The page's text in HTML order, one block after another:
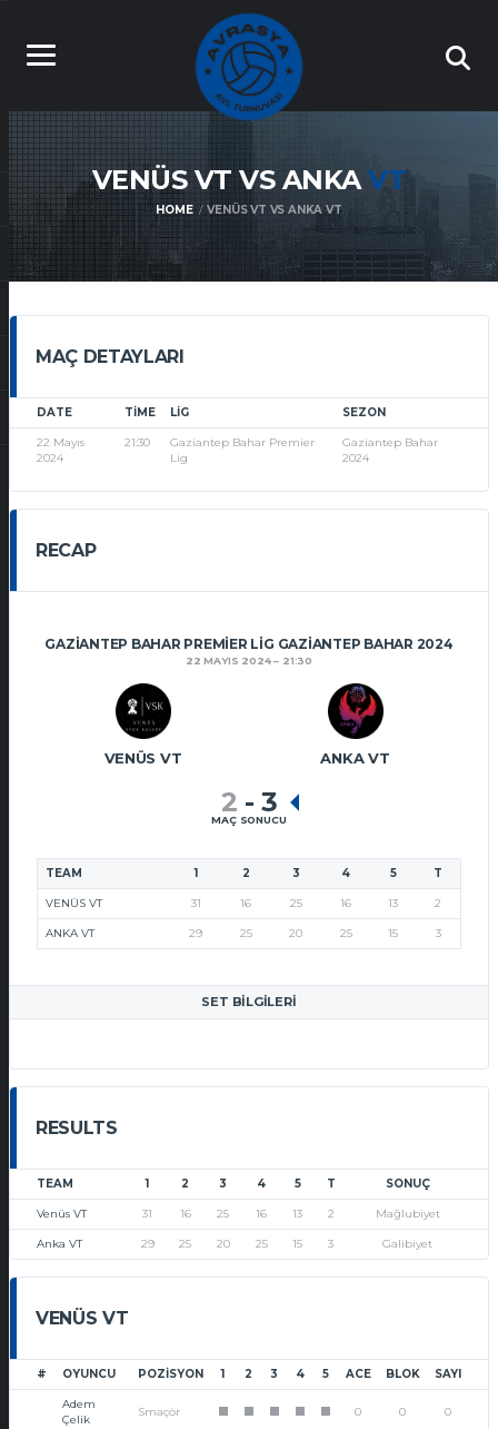
VENÜS VT VS ANKAVT
HOME VENÜS VT VS ANKA VT
MAÇ DETAYLARI
DATE TIME LIG SEZON
22 Mayıs
2024
21:30
Gaziantep Bahar Premier
Lig
Gaziantep Bahar
2024
RECAP
GAZIANTEP BAHAR PREMIER LIG GAZIANTEP BAHAR 2024
22 MAYIS 2024 21:30
VENÜS VT ANKA VT
2 - 3
MAÇ SONUCU
TEAM 1 2 3 4 5 T
VENÜS VT 31 16 25 16 13 2
ANKA VT 29 25 20 25 15 3
SET BILGILERI
RESULTS
TEAM 1 2 3 4 5 T SONUÇ
Venüs VT 31 16 25 16 13 2 Mağlubiyet
Anka VT 29 25 20 25 15 3 Galibiyet
VENÜS VT
# OYUNCU POZISYON 1 2 3 4 5 ACE BLOK SAYI
Adem
Çelik
Smaçör 0 0 0